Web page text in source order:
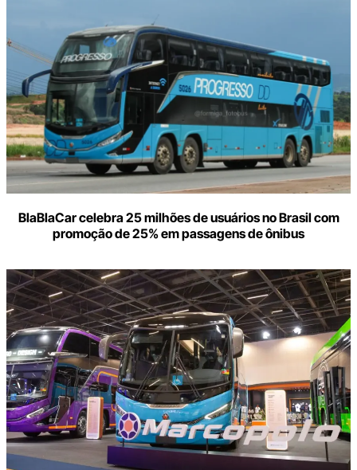
BlaBlaCar celebra 25 milhões de usuários no Brasil com
promoção de 25% em passagens de ônibus